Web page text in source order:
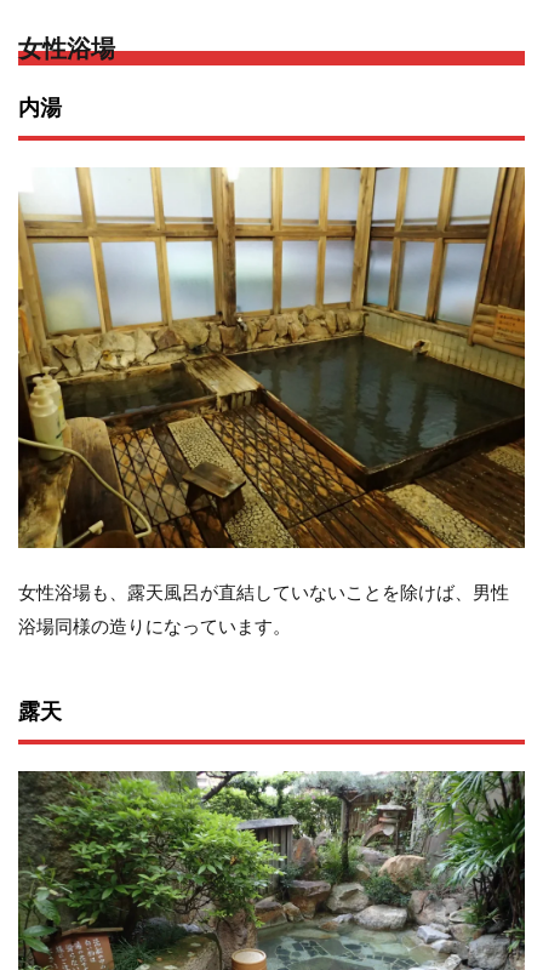
女性浴場
内湯
女性浴場も、露天風呂が直結していないことを除けば、男性
浴場同様の造りになっています。
露天